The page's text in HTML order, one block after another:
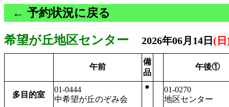
← 予約状況に戻る
希望が丘地区センター 2026年06月14日 (日
午前
備
品
午後①
多目的室
01-0444
中希望が丘のぞみ会
●
01-0270
地区センター